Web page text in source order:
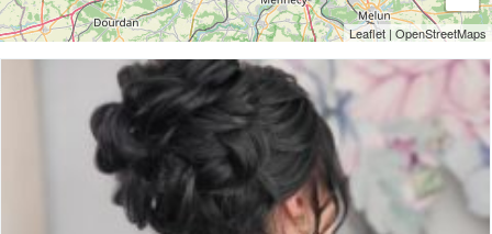
Leaflet | OpenStreetMaps